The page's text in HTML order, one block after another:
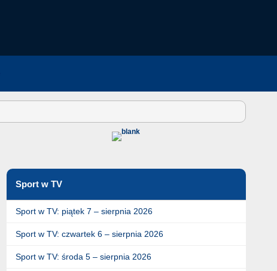
Sport w TV
Sport w TV: piątek 7 – sierpnia 2026
Sport w TV: czwartek 6 – sierpnia 2026
Sport w TV: środa 5 – sierpnia 2026